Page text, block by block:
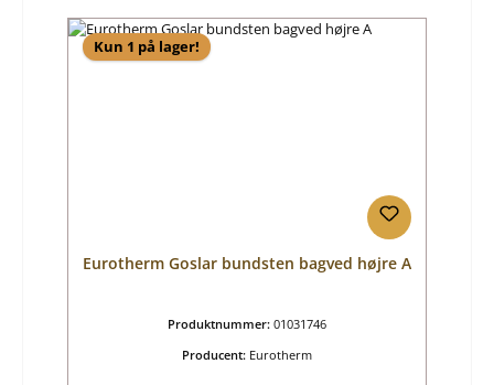
Kun 1 på lager!
Eurotherm Goslar bundsten bagved højre A
Produktnummer: 01031746
Producent: Eurotherm